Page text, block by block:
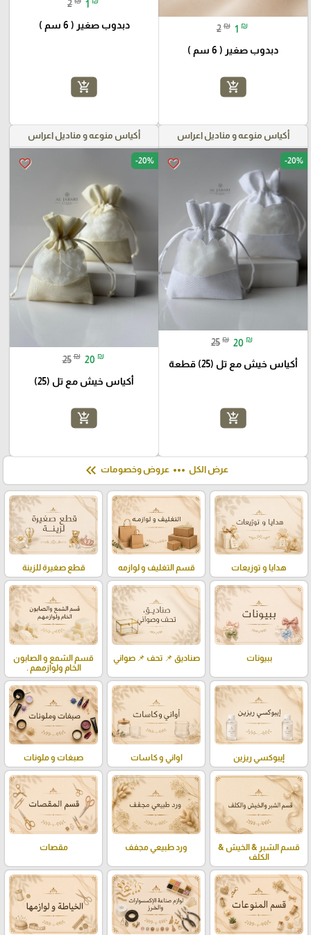
2 ₪ 1 ₪
دبدوب صغير ( 6 سم )
add_shopping_cart
2 1
دبدوب صغير ( 6 سم )
add_shopping_cart
أكياس منوعه و مناديل اعراس
favorite_border -20%
25 ₪ 20 ₪
أكياس خيش مع تل (25) قطعة
add_shopping_cart
أكياس منوعه و مناديل اعراس
favorite_border -20%
25 ₪ 20 ₪
أكياس خيش مع تل (25)
add_shopping_cart
عرض الكل more_horiz عروض وخصومات keyboard_double_arrow_left
هدايا و توزيعات قسم التغليف و لوازمه قطع صغيرة للزينة
ببيونات صناديق 📌 تحف 📌 صواني
قسم الشمع و الصابون
الخام ولوازمهم .
إيبوكسي ريزين اواني و كاسات صبغات و ملونات
قسم الشبر & الخيش &
الكلف
ورد طبيعي مجفف مقصات